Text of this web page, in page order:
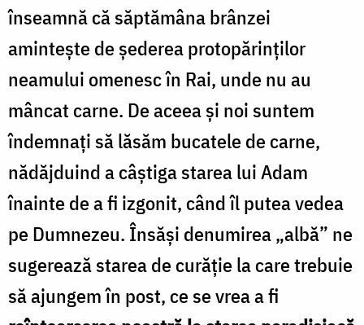
înseamnă că săptămâna brânzei
amintește de șederea protopărinților
neamului omenesc în Rai, unde nu au
mâncat carne. De aceea și noi suntem
îndemnați să lăsăm bucatele de carne,
nădăjduind a câștiga starea lui Adam
înainte de a fi izgonit, când îl putea vedea
pe Dumnezeu. Însăși denumirea „albă” ne
sugerează starea de curăție la care trebuie
să ajungem în post, ce se vrea a fi